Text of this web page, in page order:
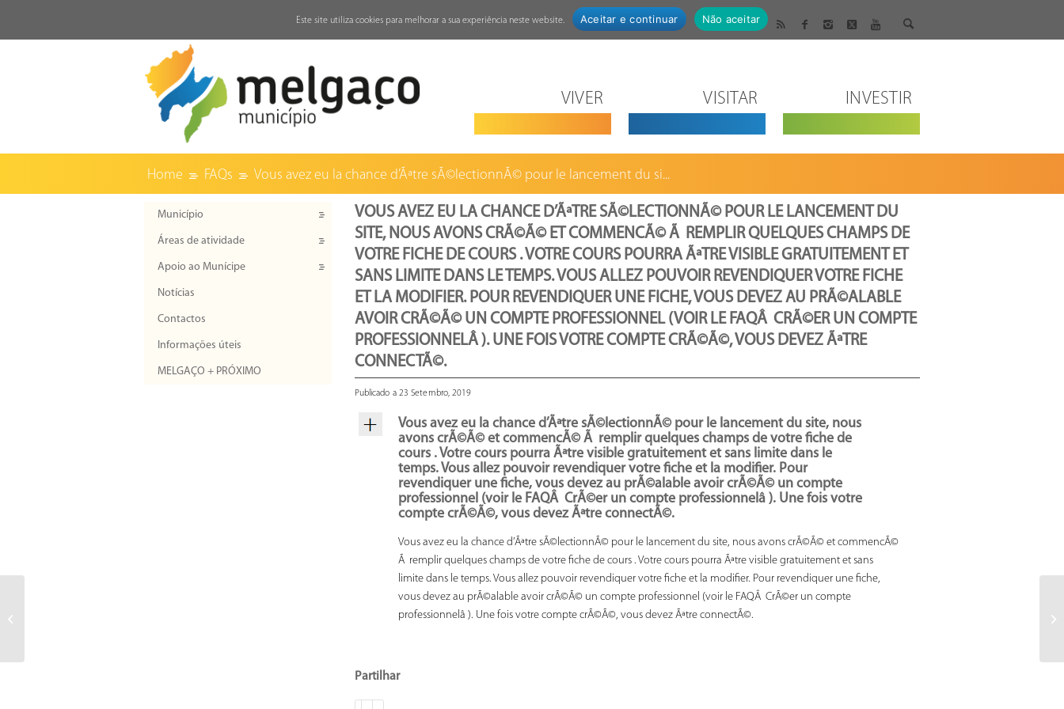
VIVER VISITAR INVESTIR
Home FAQs Vous avez eu la chance d’Ãªtre sÃ©lectionnÃ© pour le lancement du si...
VOUS AVEZ EU LA CHANCE D’ÃªTRE SÃ©LECTIONNÃ© POUR LE LANCEMENT DU
SITE, NOUS AVONS CRÃ©Ã© ET COMMENCÃ© Ã REMPLIR QUELQUES CHAMPS DE
VOTRE FICHE DE COURS . VOTRE COURS POURRA ÃªTRE VISIBLE GRATUITEMENT ET
SANS LIMITE DANS LE TEMPS. VOUS ALLEZ POUVOIR REVENDIQUER VOTRE FICHE
ET LA MODIFIER. POUR REVENDIQUER UNE FICHE, VOUS DEVEZ AU PRÃ©ALABLE
AVOIR CRÃ©Ã© UN COMPTE PROFESSIONNEL (VOIR LE FAQÂ CRÃ©ER UN COMPTE
PROFESSIONNELÂ ). UNE FOIS VOTRE COMPTE CRÃ©Ã©, VOUS DEVEZ ÃªTRE
CONNECTÃ©.
Publicado a 23 Setembro, 2019
Vous avez eu la chance d’Ãªtre sÃ©lectionnÃ© pour le lancement du site, nous
avons crÃ©Ã© et commencÃ© Ã remplir quelques champs de votre fiche de
cours . Votre cours pourra Ãªtre visible gratuitement et sans limite dans le
temps. Vous allez pouvoir revendiquer votre fiche et la modifier. Pour
revendiquer une fiche, vous devez au prÃ©alable avoir crÃ©Ã© un compte
professionnel (voir le FAQÂ CrÃ©er un compte professionnelâ ). Une fois votre
compte crÃ©Ã©, vous devez Ãªtre connectÃ©.
Vous avez eu la chance d’Ãªtre sÃ©lectionnÃ© pour le lancement du site, nous avons crÃ©Ã© et commencÃ©
Ã remplir quelques champs de votre fiche de cours . Votre cours pourra Ãªtre visible gratuitement et sans
limite dans le temps. Vous allez pouvoir revendiquer votre fiche et la modifier. Pour revendiquer une fiche,
vous devez au prÃ©alable avoir crÃ©Ã© un compte professionnel (voir le FAQÂ CrÃ©er un compte
professionnelâ ). Une fois votre compte crÃ©Ã©, vous devez Ãªtre connectÃ©.
Partilhar
Município
Áreas de atividade
Apoio ao Munícipe
Notícias
Contactos
Informações úteis
MELGAÇO + PRÓXIMO
Este site utiliza cookies para melhorar a sua experiência neste website. Aceitar e continuar Não aceitar